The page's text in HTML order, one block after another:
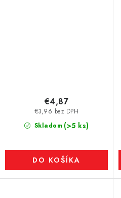
Skladom (>5 ks)
€3,96 bez DPH
€4,87
DO KOŠÍKA